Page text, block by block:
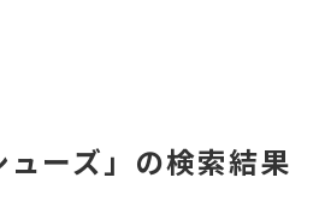
ューズ」の検索結果